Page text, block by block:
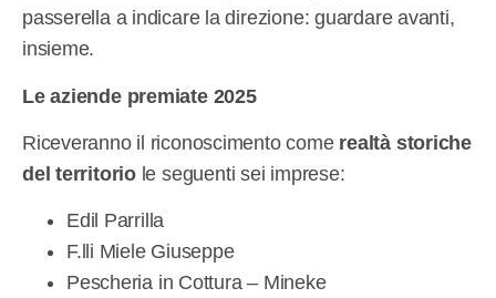
passerella a indicare la direzione: guardare avanti,
insieme.
Le aziende premiate 2025
Riceveranno il riconoscimento come realtà storiche
del territoriole seguenti sei imprese:
Edil Parrilla
F.lli Miele Giuseppe
Pescheria in Cottura – Mineke